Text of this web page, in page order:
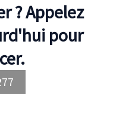
? Appelez
pour